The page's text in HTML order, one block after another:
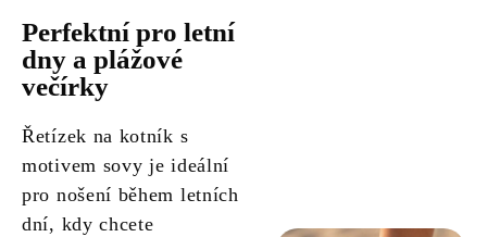
Perfektní pro letní
dny a plážové
večírky
Řetízek na kotník s
motivem sovy je ideální
pro nošení během letních
dní, kdy chcete